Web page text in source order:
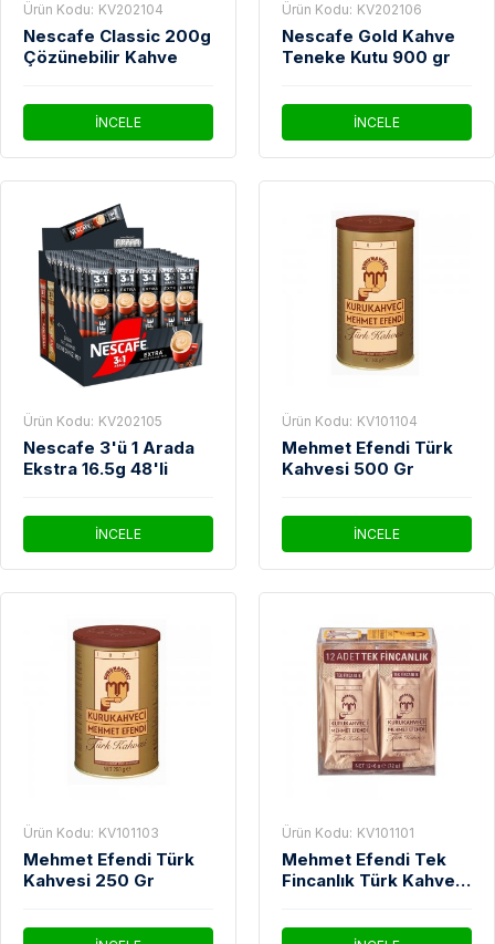
Ürün Kodu: KV202104
Nescafe Classic 200g
Çözünebilir Kahve
İNCELE
Ürün Kodu: KV202106
Nescafe Gold Kahve
Teneke Kutu 900 gr
İNCELE
Ürün Kodu: KV202105
Nescafe 3'ü 1 Arada
Ekstra 16.5g 48'li
İNCELE
Ürün Kodu: KV101104
Mehmet Efendi Türk
Kahvesi 500 Gr
İNCELE
Ürün Kodu: KV101103
Mehmet Efendi Türk
Kahvesi 250 Gr
Ürün Kodu: KV101101
Mehmet Efendi Tek
Fincanlık Türk Kahvesi